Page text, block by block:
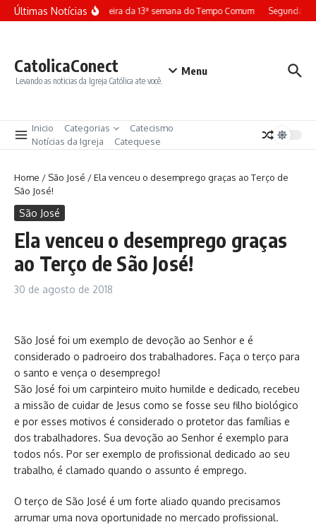
Ir para o conteúdo
Últimas NotíciasTerça-feira da 13ª semana do Tempo Comum Segunda-
CatolicaConect
Levando as noticias da Igreja Católica ate você.
Menu
Inicio Categorias
Catecismo
Notícias da Igreja
Catequese
Home / São José /Ela venceu o desemprego graças ao Terço de
São José!
São José
Ela venceu o desemprego graças
ao Terço de São José!
30 de agosto de 2018
São José foi um exemplo de devoção ao Senhor e é
considerado o padroeiro dos trabalhadores. Faça o terço para
o santo e vença o desemprego!
São José foi um carpinteiro muito humilde e dedicado, recebeu
a missão de cuidar de Jesus como se fosse seu filho biológico
e por esses motivos é considerado o protetor das famílias e
dos trabalhadores. Sua devoção ao Senhor é exemplo para
todos nós. Por ser exemplo de profissional dedicado ao seu
trabalho, é clamado quando o assunto é emprego.
O terço de São José é um forte aliado quando precisamos
arrumar uma nova oportunidade no mercado profissional.